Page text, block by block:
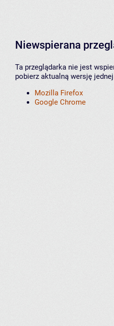
Niewspierana
Ta przeglądarka nie jest
pobierz aktualną wersję
Mozilla Firefox
Google Chrome